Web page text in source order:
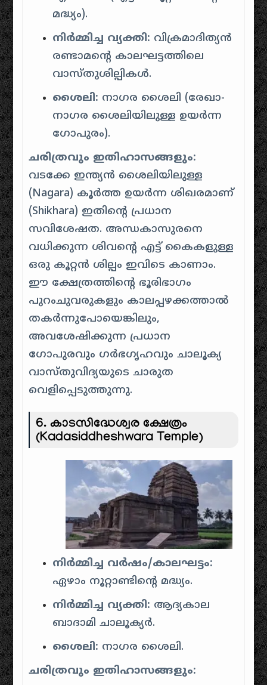
മദ്ധ്യം).
നിർമ്മിച്ച വ്യക്തി: വിക്രമാദിത്യൻ
രണ്ടാമന്റെ കാലഘട്ടത്തിലെ
വാസ്തുശില്പികൾ.
ശൈലി: നാഗര ശൈലി (രേഖാ-
നാഗര ശൈലിയിലുള്ള ഉയർന്ന
ഗോപുരം).
ചരിത്രവും ഇതിഹാസങ്ങളും:
വടക്കേ ഇന്ത്യൻ ശൈലിയിലുള്ള
(Nagara) കൂർത്ത ഉയർന്ന ശിഖരമാണ്
(Shikhara) ഇതിന്റെ പ്രധാന
സവിശേഷത. അന്ധകാസുരനെ
വധിക്കുന്ന ശിവന്റെ എട്ട് കൈകളുള്ള
ഒരു കൂറ്റൻ ശില്പം ഇവിടെ കാണാം.
ഈ ക്ഷേത്രത്തിന്റെ ഭൂരിഭാഗം
പുറംചുവരുകളും കാലപ്പഴക്കത്താൽ
തകർന്നുപോയെങ്കിലും,
അവശേഷിക്കുന്ന പ്രധാന
ഗോപുരവും ഗർഭഗൃഹവും ചാലൂക്യ
വാസ്തുവിദ്യയുടെ ചാരുത
വെളിപ്പെടുത്തുന്നു.
6. കാടസിദ്ധേശ്വര ക്ഷേത്രം
(Kadasiddheshwara Temple)
നിർമ്മിച്ച വർഷം/കാലഘട്ടം:
ഏഴാം നൂറ്റാണ്ടിന്റെ മദ്ധ്യം.
നിർമ്മിച്ച വ്യക്തി: ആദ്യകാല
ബാദാമി ചാലൂക്യർ.
ശൈലി: നാഗര ശൈലി.
ചരിത്രവും ഇതിഹാസങ്ങളും: